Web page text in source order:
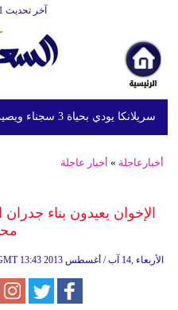
آخر تحديث GMT22:47:21
بحياة 3 سجناء ويصيب 23 آخرين
أخبارعاجلة » أخبار عاجلة
الإخوان يعيدون بناء
13:43 2013 الأربعاء ,14 آب / أغسطس